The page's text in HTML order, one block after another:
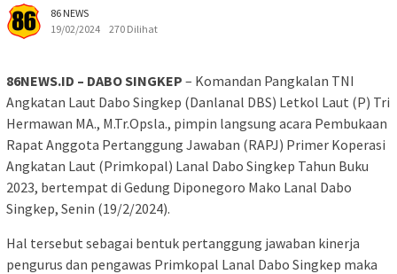
86 NEWS
19/02/2024
270 Dilihat
86NEWS.ID – DABO SINGKEP – Komandan Pangkalan TNI
Angkatan Laut Dabo Singkep (Danlanal DBS) Letkol Laut (P) Tri
Hermawan MA., M.Tr.Opsla., pimpin langsung acara Pembukaan
Rapat Anggota Pertanggung Jawaban (RAPJ) Primer Koperasi
Angkatan Laut (Primkopal) Lanal Dabo Singkep Tahun Buku
2023, bertempat di Gedung Diponegoro Mako Lanal Dabo
Singkep, Senin (19/2/2024).
Hal tersebut sebagai bentuk pertanggung jawaban kinerja
pengurus dan pengawas Primkopal Lanal Dabo Singkep maka